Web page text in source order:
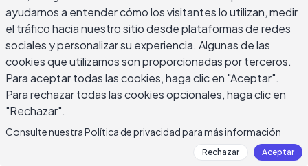
freelancer que malabarea plazos, las
herramientas de escritura de IA pueden quitarle
peso de encima. Pero vienen con
compensaciones reales, y comprender esas
compensaciones es lo que separa a los escritores
que obtienen valor real de la IA de aquellos que
terminan con copias genéricas e inolvidables.
Esta guía desgrana cómo funciona la IA
generativa para escribir contenido, dónde
ayudarnos a entender cómo los visitantes lo utilizan, medir
el tráfico hacia nuestro sitio desde plataformas de redes
sociales y personalizar su experiencia. Algunas de las
cookies que utilizamos son proporcionadas por terceros.
Para aceptar todas las cookies, haga clic en "Aceptar".
Para rechazar todas las cookies opcionales, haga clic en
"Rechazar".
Consulte nuestraPolítica de privacidadpara más información
Rechazar Aceptar